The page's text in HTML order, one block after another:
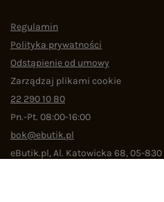
Regulamin
Polityka prywatności
Odstąpienie od umowy
Zarządzaj plikami cookie
22 290 10 80
Pn.-Pt. 08:00-16:00
bok@ebutik.pl
eButik.pl,Al. Katowicka 68,05-830